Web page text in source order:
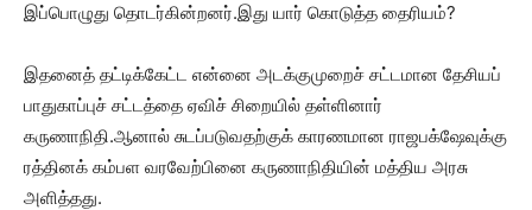
இப்பொழுது தொடர்கின்றனர்.இது யார் கொடுத்த தைரியம்?
இதனைத் தட்டிக்கேட்ட என்னை அடக்குமுறைச் சட்டமான தேசியப்
பாதுகாப்புச் சட்டத்தை ஏவிச் சிறையில் தள்ளினார்
கருணாநிதி.ஆனால் சுடப்படுவதற்குக் காரணமான ராஜபக்‌ஷேவுக்கு
ரத்தினக் கம்பள வரவேற்பினை கருணாநிதியின் மத்திய அரசு
அளித்தது.